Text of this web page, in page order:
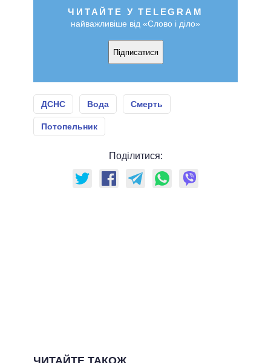
ЧИТАЙТЕ У TELEGRAM
найважливіше від «Слово і діло»
Підписатися
ДСНС Вода Смерть
Потопельник
Поділитися: